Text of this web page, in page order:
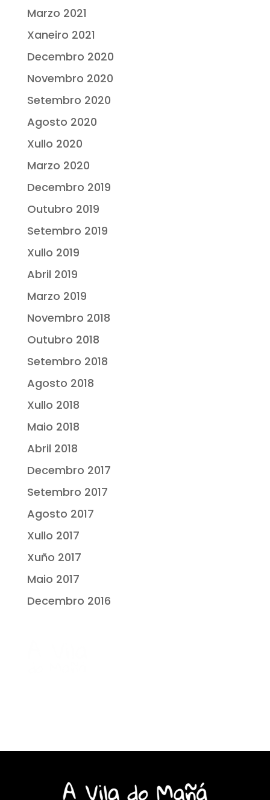
Marzo 2021
Xaneiro 2021
Decembro 2020
Novembro 2020
Setembro 2020
Agosto 2020
Xullo 2020
Marzo 2020
Decembro 2019
Outubro 2019
Setembro 2019
Xullo 2019
Abril 2019
Marzo 2019
Novembro 2018
Outubro 2018
Setembro 2018
Agosto 2018
Xullo 2018
Maio 2018
Abril 2018
Decembro 2017
Setembro 2017
Agosto 2017
Xullo 2017
Xuño 2017
Maio 2017
Decembro 2016